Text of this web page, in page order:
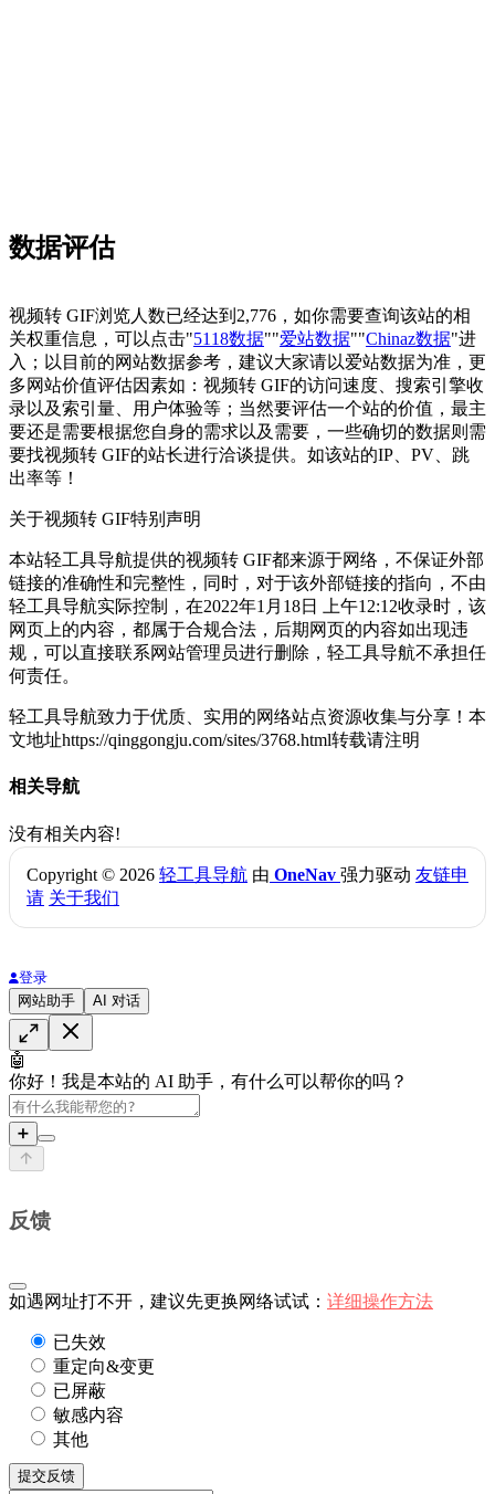
数据评估
视频转 GIF浏览人数已经达到2,776，如你需要查询该站的相
关权重信息，可以点击"5118数据""爱站数据""Chinaz数据"进
入；以目前的网站数据参考，建议大家请以爱站数据为准，更
多网站价值评估因素如：视频转 GIF的访问速度、搜索引擎收
录以及索引量、用户体验等；当然要评估一个站的价值，最主
要还是需要根据您自身的需求以及需要，一些确切的数据则需
要找视频转 GIF的站长进行洽谈提供。如该站的IP、PV、跳
出率等！
关于视频转 GIF特别声明
本站轻工具导航提供的视频转 GIF都来源于网络，不保证外部
链接的准确性和完整性，同时，对于该外部链接的指向，不由
轻工具导航实际控制，在2022年1月18日 上午12:12收录时，该
网页上的内容，都属于合规合法，后期网页的内容如出现违
规，可以直接联系网站管理员进行删除，轻工具导航不承担任
何责任。
轻工具导航致力于优质、实用的网络站点资源收集与分享！ 本
文地址https://qinggongju.com/sites/3768.html转载请注明
相关导航
没有相关内容!
Copyright © 2026 轻工具导航 由 OneNav 强力驱动 友链申
请 关于我们
登录
网站助手
AI 对话
🤖
你好！我是本站的 AI 助手，有什么可以帮你的吗？
➕
反馈
如遇网址打不开，建议先更换网络试试： 详细操作方法
已失效
重定向&变更
已屏蔽
敏感内容
其他
提交反馈